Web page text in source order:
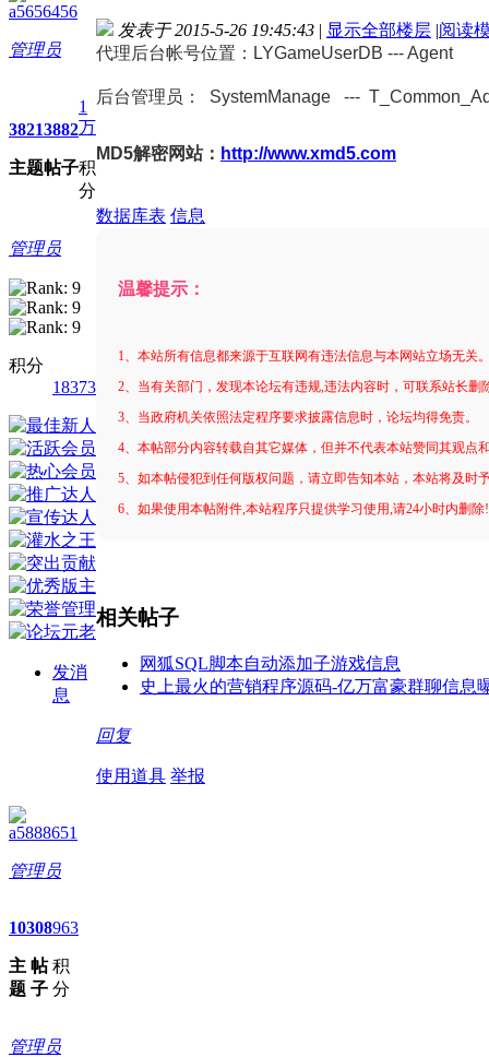
a5656456
管理员
3821
主题
3882
帖子
1
万
积
分
管理员
积分
18373
发消
息
发表于 2015-5-26 19:45:43 | 显示全部楼层 |阅读
代理后台帐号位置：LYGameUserDB --- Agent
后台管理员： SystemManage ---
MD5解密网站： http://www.xmd5.com
数据库表 信息
温馨提示：
1、本站所有信息都来源于互联网有违法信息与本网站立场无关
2、当有关部门，发现本论坛有违规,违法内容时，可联系站长删
3、当政府机关依照法定程序要求披露信息时，论坛均得免责。
4、本帖部分内容转载自其它媒体，但并不代表本站赞同其观点
5、如本帖侵犯到任何版权问题，请立即告知本站，本站将及时
6、如果使用本帖附件,本站程序只提供学习使用,请24小时内删
相关帖子
网狐SQL脚本自动添加子游戏信息
史上最火的营销程序源码-亿万富豪群聊信息
回复
使用道具 举报
a5888651
管理员
10
主
题
308
帖
子
963
积
分
管理员